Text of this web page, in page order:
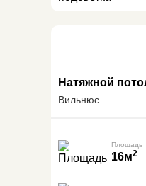
Натяжной
Вильнюс
Площадь
16м2